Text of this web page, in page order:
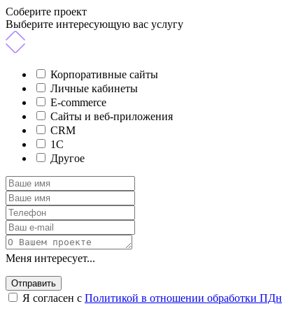
Соберите проект
Выберите интересующую вас услугу
Корпоративные сайты
Личные кабинеты
E-commerce
Сайты и веб-приложения
CRM
1C
Другое
Меня интересует...
Отправить
Я согласен с Политикой в отношении обработки ПДн